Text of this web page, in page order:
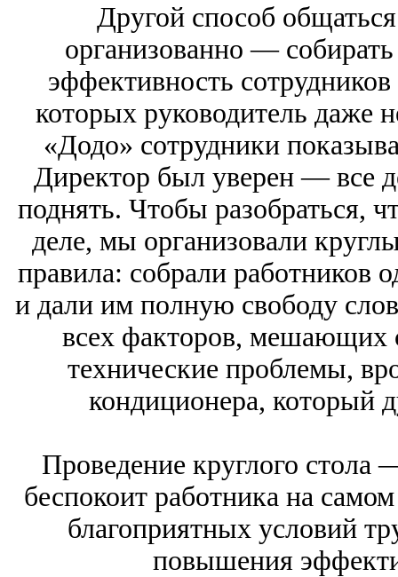
Другой способ
организованно —
эффективность
которых руководитель даже
«Додо» сотрудники
Директор был уверен — все
поднять. Чтобы разобраться,
деле, мы организовали
правила: собрали работников
и дали им полную свободу
всех факторов, мешающих
технические проблемы,
кондиционера, который
Проведение круглого стола
беспокоит работника на
благоприятных условий
повышения